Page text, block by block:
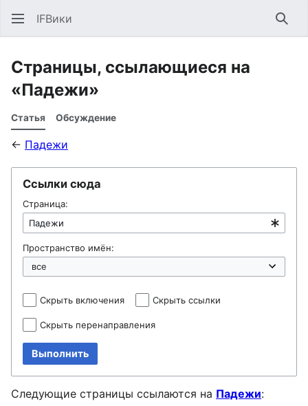
IFВики
Страницы, ссылающиеся на
«Падежи»
Статья Обсуждение
← Падежи
Ссылки сюда
Страница:
Пространство имён:
Скрыть включения Скрыть ссылки
Скрыть перенаправления
Выполнить
Следующие страницы ссылаются на Падежи: